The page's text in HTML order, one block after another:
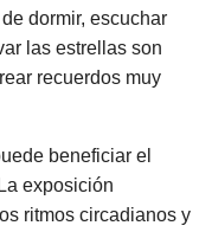
dormir, escuchar
las estrellas son
recuerdos muy
beneficiar el
exposición
ritmos circadianos y